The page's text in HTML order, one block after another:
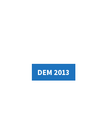
DEM 2013